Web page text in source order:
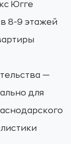
Югге
8-9 этажей
—
для